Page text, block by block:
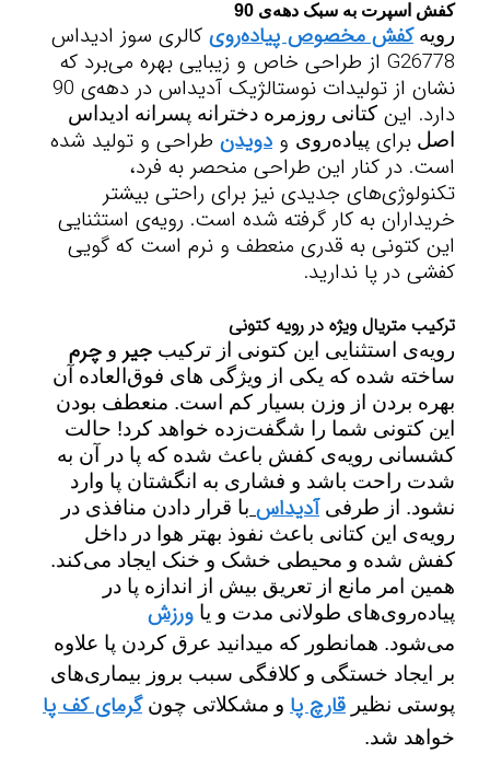
کفش اسپرت به سبک دهه‌ی 90
رویهکفش مخصوص پیاده‌روی کالری سوز ادیداس
G26778 از طراحی خاص و زیبایی بهره می‌برد که
نشان از تولیدات نوستالژیک آدیداس در دهه‌ی 90
دارد. این کتانی روزمره دخترانه پسرانه ادیداس
اصل برای پیاده‌روی و دویدن طراحی و تولید شده
است. در کنار این طراحی منحصر به فرد،
تکنولوژی‌های جدیدی نیز برای راحتی بیشتر
خریداران به کار گرفته شده است. رویه‌ی استثنایی
این کتونی به قدری منعطف و نرم است که گویی
کفشی در پا ندارید.
ترکیب متریال ویژه در رویه کتونی
رویه‌ی استثنایی این کتونی از ترکیب جیر و چرم
ساخته شده که یکی از ویژگی های فوق‌العاده آن
بهره بردن از وزن بسیار کم است. منعطف بودن
این کتونی شما را شگفت‌زده خواهد کرد! حالت
کشسانی رویه‌ی کفش باعث شده که پا در آن به
شدت راحت باشد و فشاری به انگشتان پا وارد
نشود. از طرفیآدیداس با قرار دادن منافذی در
رویه‌ی این کتانی باعث نفوذ بهتر هوا در داخل
کفش شده و محیطی خشک و خنک ایجاد می‌کند.
همین امر مانع از تعریق بیش از اندازه پا در
پیاده‌روی‌‌های طولانی مدت و یا ورزش
می‌شود. همانطور که میدانید عرق کردن پا علاوه
بر ایجاد خستگی و کلافگی سبب بروز بیماری‌های
پوستی نظیر قارچ پا و مشکلاتی چونگرمای کف پا
خواهد شد.